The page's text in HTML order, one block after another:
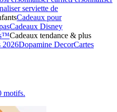
serviette de
Cadeaux pour
Cadeaux Disney
Cadeaux tendance & plus
2026Dopamine DecorCartes
motifs.